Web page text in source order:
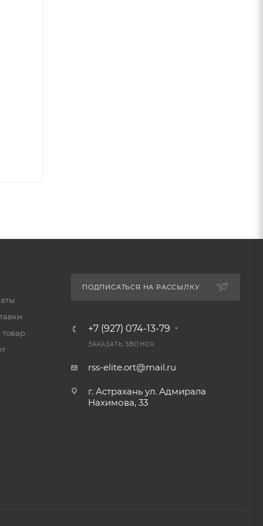
ПОДПИСАТЬСЯ НА РАССЫЛКУ
+7 (927) 074-13-79
ЗАКАЗАТЬ ЗВОНОК
rss-elite.ort@mail.ru
г. Астрахань ул. Адмирала
Нахимова, 33